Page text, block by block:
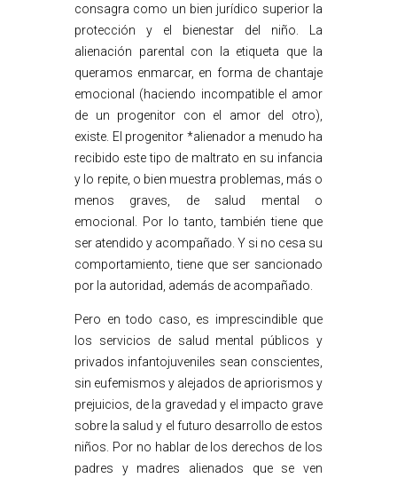
consagra como un bien jurídico superior la
protección y el bienestar del niño. La
alienación parental con la etiqueta que la
queramos enmarcar, en forma de chantaje
emocional (haciendo incompatible el amor
de un progenitor con el amor del otro),
existe. El progenitor *alienador a menudo ha
recibido este tipo de maltrato en su infancia
y lo repite, o bien muestra problemas, más o
menos graves, de salud mental o
emocional. Por lo tanto, también tiene que
ser atendido y acompañado. Y si no cesa su
comportamiento, tiene que ser sancionado
por la autoridad, además de acompañado.
Pero en todo caso, es imprescindible que
los servicios de salud mental públicos y
privados infantojuveniles sean conscientes,
sin eufemismos y alejados de apriorismos y
prejuicios, de la gravedad y el impacto grave
sobre la salud y el futuro desarrollo de estos
niños. Por no hablar de los derechos de los
padres y madres alienados que se ven